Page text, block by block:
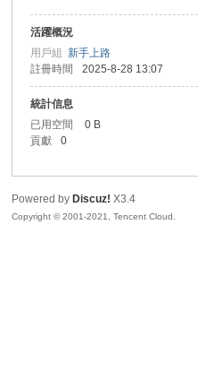
活躍概況
用戶組新手上路
註冊時間
2025-8-28 13:07
統計信息
已用空間
0 B
貢獻
0
Powered by Discuz! X3.4
Copyright © 2001-2021, Tencent Cloud.